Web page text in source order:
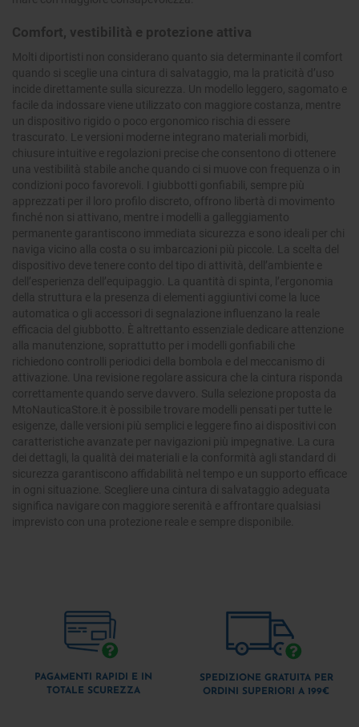
Comfort, vestibilità e protezione attiva
Molti diportisti non considerano quanto sia determinante il comfort
quando si sceglie una cintura di salvataggio, ma la praticità d’uso
incide direttamente sulla sicurezza. Un modello leggero, sagomato e
facile da indossare viene utilizzato con maggiore costanza, mentre
un dispositivo rigido o poco ergonomico rischia di essere
trascurato. Le versioni moderne integrano materiali morbidi,
chiusure intuitive e regolazioni precise che consentono di ottenere
una vestibilità stabile anche quando ci si muove con frequenza o in
condizioni poco favorevoli. I giubbotti gonfiabili, sempre più
apprezzati per il loro profilo discreto, offrono libertà di movimento
finché non si attivano, mentre i modelli a galleggiamento
permanente garantiscono immediata sicurezza e sono ideali per chi
naviga vicino alla costa o su imbarcazioni più piccole. La scelta del
dispositivo deve tenere conto del tipo di attività, dell’ambiente e
dell’esperienza dell’equipaggio. La quantità di spinta, l’ergonomia
della struttura e la presenza di elementi aggiuntivi come la luce
automatica o gli accessori di segnalazione influenzano la reale
efficacia del giubbotto. È altrettanto essenziale dedicare attenzione
alla manutenzione, soprattutto per i modelli gonfiabili che
richiedono controlli periodici della bombola e del meccanismo di
attivazione. Una revisione regolare assicura che la cintura risponda
correttamente quando serve davvero. Sulla selezione proposta da
MtoNauticaStore.it è possibile trovare modelli pensati per tutte le
esigenze, dalle versioni più semplici e leggere fino ai dispositivi con
caratteristiche avanzate per navigazioni più impegnative. La cura
dei dettagli, la qualità dei materiali e la conformità agli standard di
sicurezza garantiscono affidabilità nel tempo e un supporto efficace
in ogni situazione. Scegliere una cintura di salvataggio adeguata
significa navigare con maggiore serenità e affrontare qualsiasi
imprevisto con una protezione reale e sempre disponibile.
PAGAMENTI RAPIDI E IN
TOTALE SCUREZZA
SPEDIZIONE GRATUITA PER
ORDINI SUPERIORI A 199€